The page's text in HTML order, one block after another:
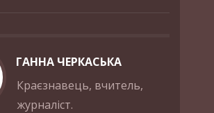
ГАННА ЧЕРКАСЬКА
Краєзнавець, вчитель,
журналіст.